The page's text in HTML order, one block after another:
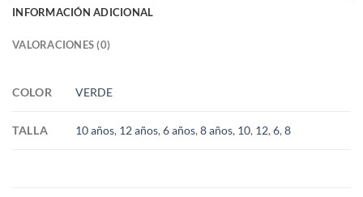
INFORMACIÓN ADICIONAL
VALORACIONES (0)
COLOR VERDE
TALLA 10 años, 12 años,6 años,8 años, 10, 12,6,8